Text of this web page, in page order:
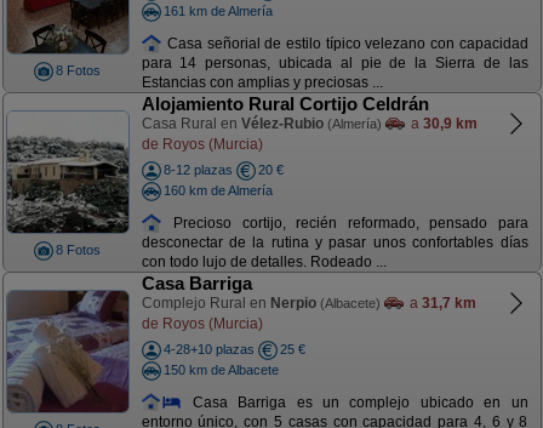
8 Fotos
161 km de Almería
Casa señorial de estilo típico velezano con capacidad
para 14 personas, ubicada al pie de la Sierra de las
Estancias con amplias y preciosas ...
8 Fotos
Alojamiento Rural Cortijo Celdrán
Casa Rural en Vélez-Rubio (Almería) a 30,9 km
de Royos (Murcia)
8-12 plazas
20 €
160 km de Almería
Precioso cortijo, recién reformado, pensado para
desconectar de la rutina y pasar unos confortables días
con todo lujo de detalles. Rodeado ...
Casa Barriga
Complejo Rural en Nerpio (Albacete) a 31,7 km
de Royos (Murcia)
4-28+10 plazas
25 €
150 km de Albacete
Casa Barriga es un complejo ubicado en un
entorno único, con 5 casas con capacidad para 4, 6 y 8